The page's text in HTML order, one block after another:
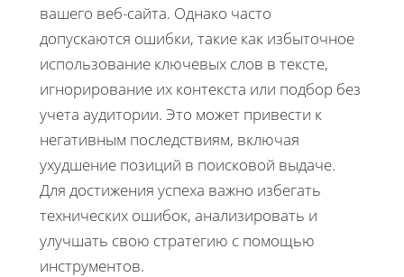
вашего веб-сайта. Однако часто
допускаются ошибки, такие как избыточное
использование ключевых слов в тексте,
игнорирование их контекста или подбор без
учета аудитории. Это может привести к
негативным последствиям, включая
ухудшение позиций в поисковой выдаче.
Для достижения успеха важно избегать
технических ошибок, анализировать и
улучшать свою стратегию с помощью
инструментов.